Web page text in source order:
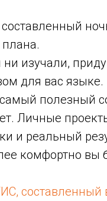
изучали,
для вас
полезный
Личные
и реальный
комфортно вы
составленный